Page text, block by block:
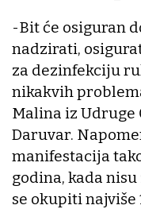
-Bit će osiguran
nadzirati,
za dezinfekciju
nikakvih
Malina iz Udruge
Daruvar.
manifestacija
godina, kada
se okupiti najviše